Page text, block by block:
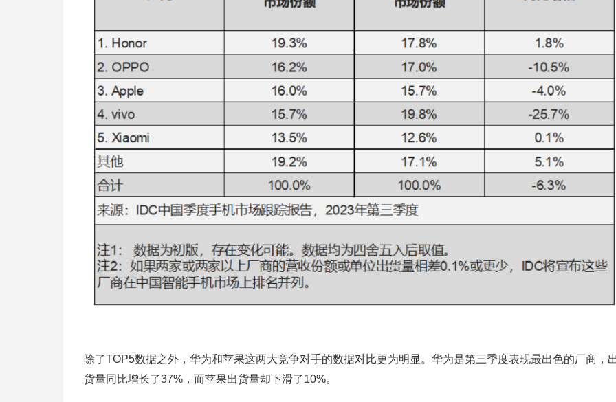
除了TOP5数据之外，华为和苹果这两大竞争对手的数据对比更为明显。华为是第三季度表现最出色的厂商，
货量同比增长了37%，而苹果出货量却下滑了10%。